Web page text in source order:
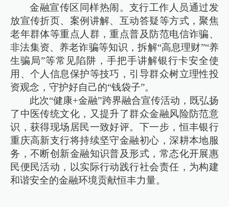
金融宣传区同样热闹。支行工作人员通过发
放宣传折页、案例讲解、互动答疑等方式，聚焦
老年群体等重点人群，重点普及防范电信诈骗、
非法集资、养老诈骗等知识，拆解“高息理财”“养
生骗局”等常见陷阱，手把手讲解银行卡安全使
用、个人信息保护等技巧，引导群众树立理性投
资观念，守护好自己的“钱袋子”。
此次“健康+金融”跨界融合宣传活动，既弘扬
了中医传统文化，又提升了群众金融风险防范意
识，获得现场居民一致好评。下一步，恒丰银行
重庆高新支行将持续坚守金融初心，深耕本地服
务，不断创新金融知识普及形式，常态化开展惠
民便民活动，以实际行动践行社会责任，为构建
和谐安全的金融环境贡献恒丰力量。